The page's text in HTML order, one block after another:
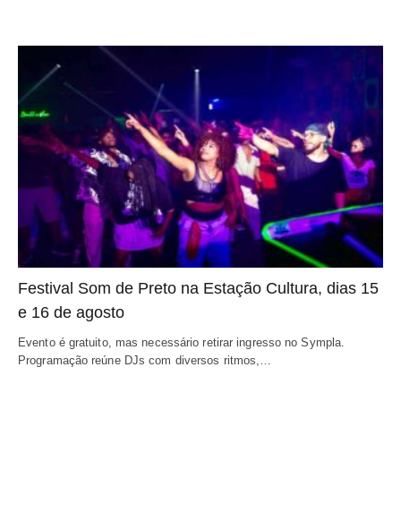
Festival Som de Preto na Estação Cultura, dias 15
e 16 de agosto
Evento é gratuito, mas necessário retirar ingresso no Sympla.
Programação reúne DJs com diversos ritmos,…